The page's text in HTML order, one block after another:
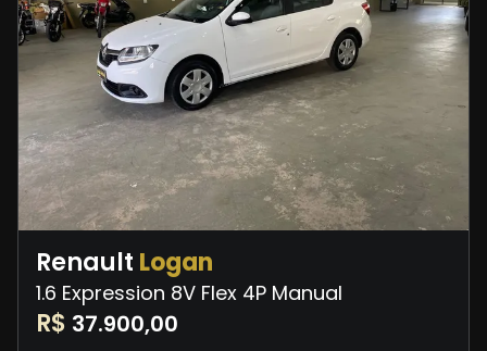
Renault Logan
1.6 Expression 8V Flex 4P Manual
R$ 37.900,00